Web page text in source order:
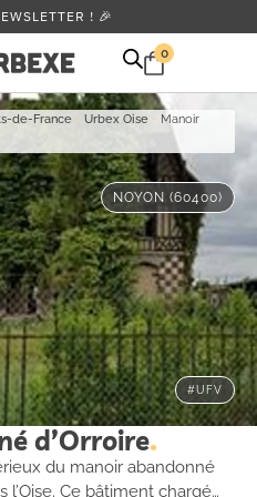
! 🎉
0
de-France - Urbex Oise - Manoir
NOYON (60400)
#UFV
d’Orroire
du manoir abandonné
l’Oise. Ce bâtiment chargé